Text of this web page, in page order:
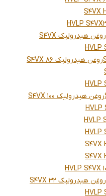
روغن هیدرولیک S4VX
روغن هیدرولیک S4VX 86
روغن هیدرولیک S4VX 100
روغن هیدرولیک S4VX 32